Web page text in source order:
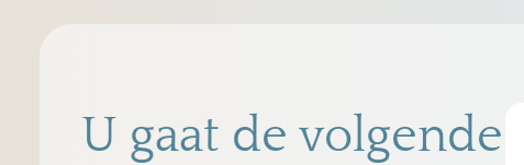
U gaat de volgende